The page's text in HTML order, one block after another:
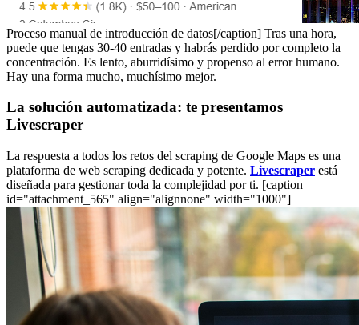
Proceso manual de introducción de datos[/caption] Tras una hora,
puede que tengas 30-40 entradas y habrás perdido por completo la
concentración. Es lento, aburridísimo y propenso al error humano.
Hay una forma mucho, muchísimo mejor.
La solución automatizada: te presentamos
Livescraper
La respuesta a todos los retos del scraping de Google Maps es una
plataforma de web scraping dedicada y potente. Livescraper está
diseñada para gestionar toda la complejidad por ti. [caption
id="attachment_565" align="alignnone" width="1000"]